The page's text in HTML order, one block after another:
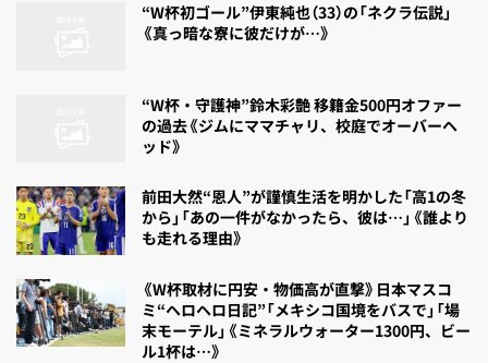
“W杯初ゴール”伊東純也（33）の「ネクラ伝説」
《真っ暗な寮に彼だけが…》
“W杯・守護神”鈴木彩艶 移籍金500円オファー
の過去《ジムにママチャリ、校庭でオーバーヘ
ッド》
前田大然“恩人”が謹慎生活を明かした「高1の冬
から」「あの一件がなかったら、彼は…」《誰より
も走れる理由》
《W杯取材に円安・物価高が直撃》日本マスコ
ミ“ヘロヘロ日記”「メキシコ国境をバスで」「場
末モーテル」《ミネラルウォーター1300円、ビー
ル1杯は…》